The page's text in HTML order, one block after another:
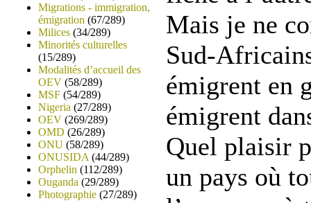
Migrations - immigration,
émigration (67/289)
Milices (34/289)
Minorités culturelles
(15/289)
Modalités d’accueil des
OEV (58/289)
MSF (54/289)
Nigeria (27/289)
OEV (269/289)
OMD (26/289)
ONU (58/289)
ONUSIDA (44/289)
Orphelin (112/289)
Ouganda (29/289)
Photographie (27/289)
Mais je ne
Sud-
émigrent en
émigrent
Quel plaisir
un pays où